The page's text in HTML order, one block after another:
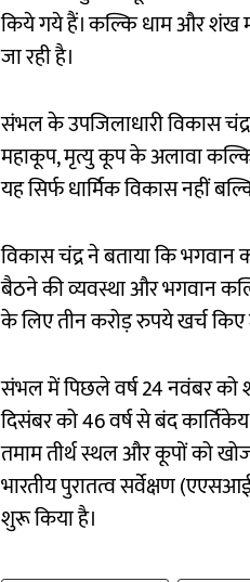
किये गये हैं। कल्कि धाम और शंख
जा रही है।
संभल के उपजिलाधारी विकास
महाकूप, मृत्यु कूप के अलावा कल्कि
यह सिर्फ धार्मिक विकास नहीं
विकास चंद्र ने बताया कि भगवान
बैठने की व्यवस्था और भगवान
के लिए तीन करोड़ रुपये खर्च किए
संभल में पिछले वर्ष 24 नवंबर को
दिसंबर को 46 वर्ष से बंद
तमाम तीर्थ स्थल और कूपों को
भारतीय पुरातत्व सर्वेक्षण
शुरू किया है।